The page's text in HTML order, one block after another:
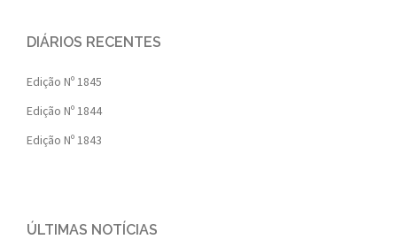
DIÁRIOS RECENTES
Edição Nº 1845
Edição Nº 1844
Edição Nº 1843
ÚLTIMAS NOTÍCIAS